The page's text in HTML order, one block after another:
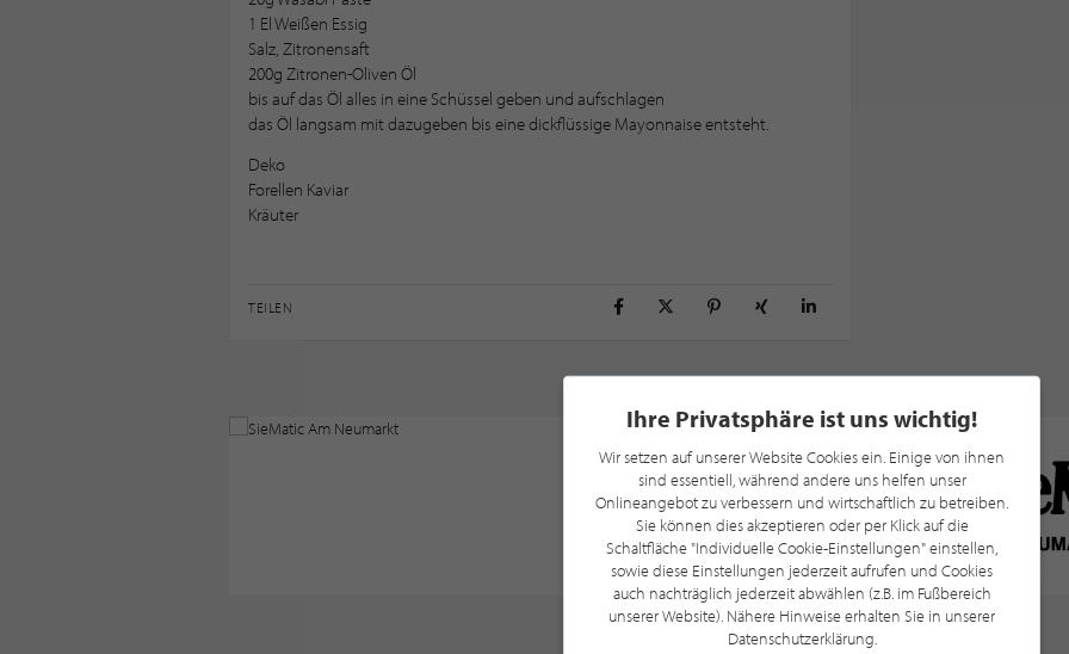
1 El Weißen Essig
Salz, Zitronensaft
200g Zitronen-Oliven Öl
bis auf das Öl alles in eine Schüssel geben und aufschlagen
das Öl langsam mit dazugeben bis eine dickflüssige Mayonnaise entsteht.
Deko
Forellen Kaviar
Kräuter
TEILEN
Ihre Privatsphäre ist uns wichtig!
Wir setzen auf unserer Website Cookies ein. Einige von ihnen
sind essentiell, während andere uns helfen unser
Onlineangebot zu verbessern und wirtschaftlich zu betreiben.
Sie können dies akzeptieren oder per Klick auf die
Schaltfläche "Individuelle Cookie-Einstellungen" einstellen,
sowie diese Einstellungen jederzeit aufrufen und Cookies
auch nachträglich jederzeit abwählen (z.B. im Fußbereich
unserer Website). Nähere Hinweise erhalten Sie in unserer
Datenschutzerklärung.